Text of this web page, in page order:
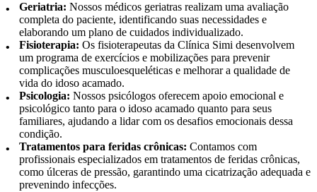
Geriatria: Nossos médicos geriatras realizam uma avaliação
completa do paciente, identificando suas necessidades e
elaborando um plano de cuidados individualizado.
Fisioterapia: Os fisioterapeutas da Clínica Simi desenvolvem
um programa de exercícios e mobilizações para prevenir
complicações musculoesqueléticas e melhorar a qualidade de
vida do idoso acamado.
Psicologia: Nossos psicólogos oferecem apoio emocional e
psicológico tanto para o idoso acamado quanto para seus
familiares, ajudando a lidar com os desafios emocionais dessa
condição.
Tratamentos para feridas crônicas: Contamos com
profissionais especializados em tratamentos de feridas crônicas,
como úlceras de pressão, garantindo uma cicatrização adequada e
prevenindo infecções.